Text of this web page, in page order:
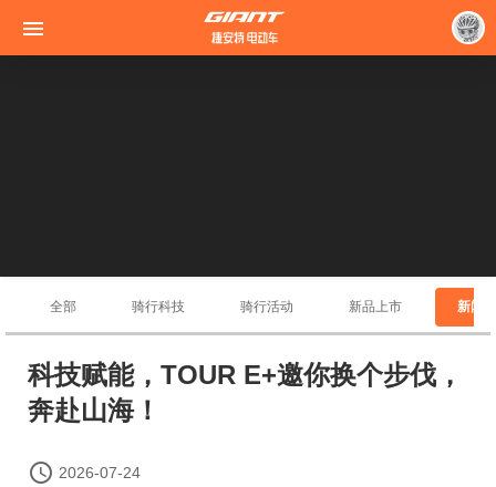

全部 骑行科技 骑行活动 新品上市 新闻
科技赋能，TOUR E+邀你换个步伐，
奔赴山海！
 2026-07-24